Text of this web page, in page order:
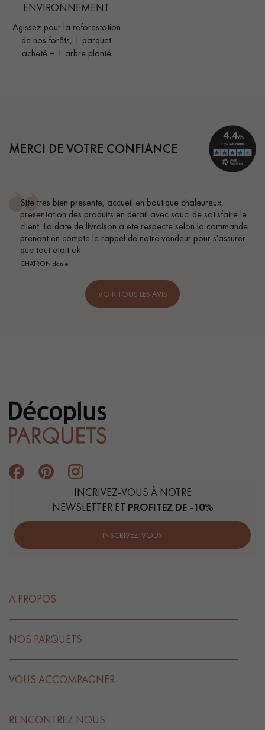
ENVIRONNEMENT
Agissez pour la reforestation
de nos forêts, 1 parquet
acheté = 1 arbre planté
MERCI DE VOTRE CONFIANCE
Site tres bien presente, accueil en boutique chaleureux,
presentation des produits en detail avec souci de satisfaire le
client. La date de livraison a ete respecte selon la commande
prenant en compte le rappel de notre vendeur pour s'assurer
que tout etait ok
CHATRON daniel
VOIR TOUS LES AVIS
INCRIVEZ-VOUS À NOTRE
NEWSLETTER ET PROFITEZ DE -10%
INSCRIVEZ-VOUS
A PROPOS
NOS PARQUETS
VOUS ACCOMPAGNER
RENCONTREZ NOUS